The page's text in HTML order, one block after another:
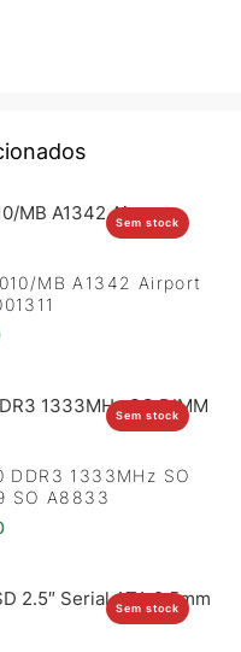
Sem stock
MB A1342 Airport
Sem stock
DDR3 1333MHz SO
SO A8833
Sem stock